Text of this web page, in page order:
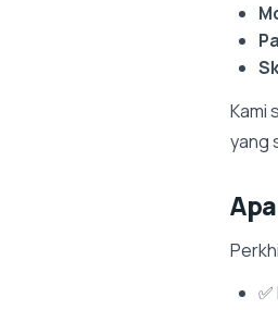
Kami
yang